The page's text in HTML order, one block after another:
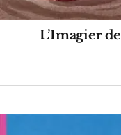
L’Imagier